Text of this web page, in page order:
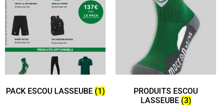
PACK ESCOU LASSEUBE (1)
PRODUITS ESCOU
LASSEUBE (3)